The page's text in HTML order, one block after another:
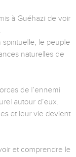
à Guéhazi de voir
spirituelle, le peuple
naturelles de
de l’ennemi
autour d’eux.
et leur vie devient
et comprendre le